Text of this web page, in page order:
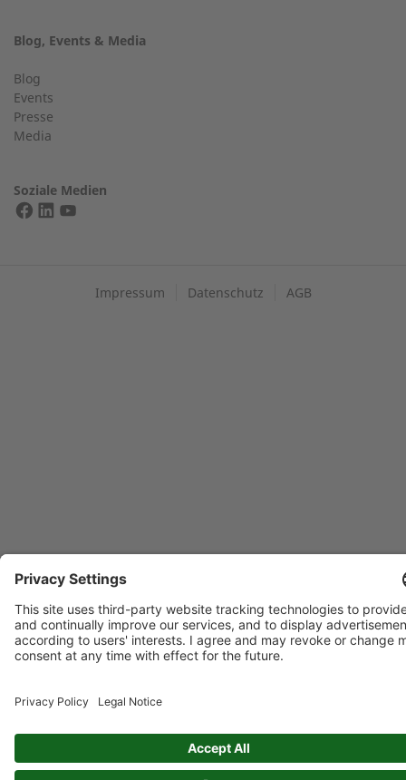
Gasart
Ihre Nachricht:
ABSENDEN
Kontaktieren Sie einen Experten
info@2-g.de
EXPERTEN FINDEN
Blog, Events & Media
Blog
Events
Presse
Media
Soziale Medien
Impressum Datenschutz AGB